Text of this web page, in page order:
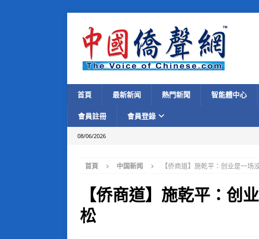
首頁 最新新闻 熱門新聞 智能體中心
會員註冊 會員登錄
08/06/2026
首頁 中国新闻 【侨商道】施乾平：创业是一场
【侨商道】施乾平：创
松